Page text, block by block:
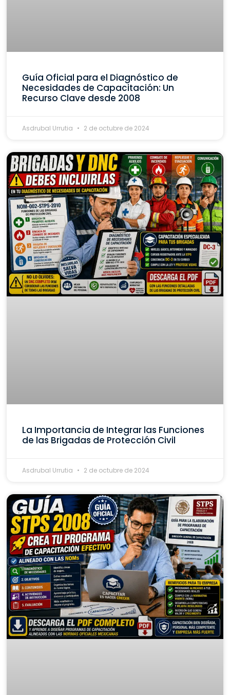
Guía Oficial para el Diagnóstico de
Necesidades de Capacitación: Un
Recurso Clave desde 2008
Asdrubal Urrutia 2 de octubre de 2024
La Importancia de Integrar las Funciones
de las Brigadas de Protección Civil
Asdrubal Urrutia 2 de octubre de 2024